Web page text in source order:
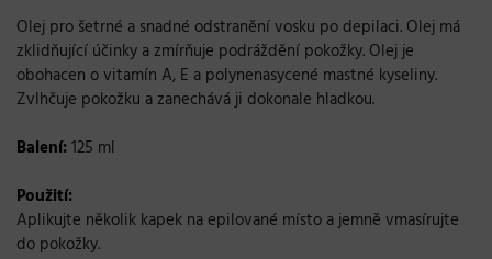
Olej pro šetrné a snadné odstranění vosku po depilaci. Olej má
zklidňující účinky a zmírňuje podráždění pokožky. Olej je
obohacen o vitamín A, E a polynenasycené mastné kyseliny.
Zvlhčuje pokožku a zanechává ji dokonale hladkou.
Balení:125 ml
Použití:
Aplikujte několik kapek na epilované místo a jemně vmasírujte
do pokožky.